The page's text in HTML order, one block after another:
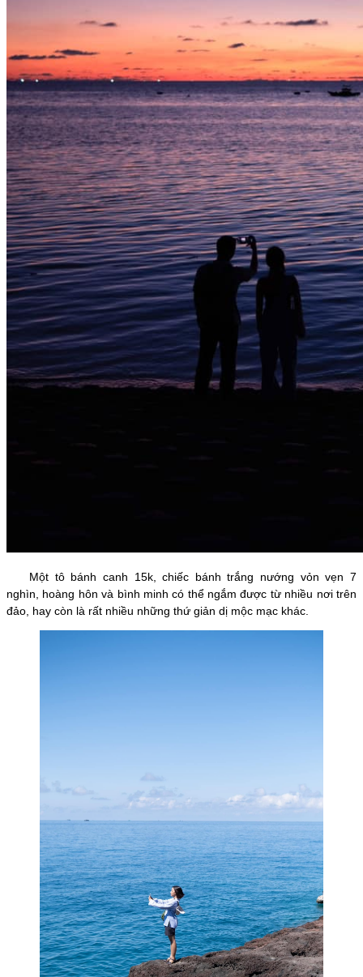
Một tô bánh canh 15k, chiếc bánh trắng nướng vỏn vẹn 7
nghìn, hoàng hôn và bình minh có thể ngắm được từ nhiều nơi trên
đảo, hay còn là rất nhiều những thứ giản dị mộc mạc khác.